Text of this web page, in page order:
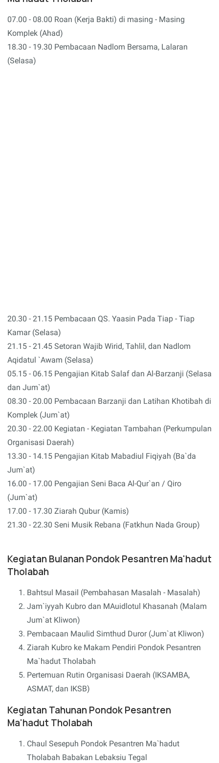
07.00 - 08.00 Roan (Kerja Bakti) di masing - Masing
Komplek (Ahad)
18.30 - 19.30 Pembacaan Nadlom Bersama, Lalaran
(Selasa)
20.30 - 21.15 Pembacaan QS. Yaasin Pada Tiap - Tiap
Kamar (Selasa)
21.15 - 21.45 Setoran Wajib Wirid, Tahlil, dan Nadlom
Aqidatul `Awam (Selasa)
05.15 - 06.15 Pengajian Kitab Salaf dan Al-Barzanji (Selasa
dan Jum`at)
08.30 - 20.00 Pembacaan Barzanji dan Latihan Khotibah di
Komplek (Jum`at)
20.30 - 22.00 Kegiatan - Kegiatan Tambahan (Perkumpulan
Organisasi Daerah)
13.30 - 14.15 Pengajian Kitab Mabadiul Fiqiyah (Ba`da
Jum`at)
16.00 - 17.00 Pengajian Seni Baca Al-Qur`an / Qiro
(Jum`at)
17.00 - 17.30 Ziarah Qubur (Kamis)
21.30 - 22.30 Seni Musik Rebana (Fatkhun Nada Group)
Kegiatan Bulanan Pondok Pesantren Ma'hadut
Tholabah
Bahtsul Masail (Pembahasan Masalah - Masalah)
Jam`iyyah Kubro dan MAuidlotul Khasanah (Malam
Jum`at Kliwon)
Pembacaan Maulid Simthud Duror (Jum`at Kliwon)
Ziarah Kubro ke Makam Pendiri Pondok Pesantren
Ma`hadut Tholabah
Pertemuan Rutin Organisasi Daerah (IKSAMBA,
ASMAT, dan IKSB)
Kegiatan Tahunan Pondok Pesantren
Ma'hadut Tholabah
Chaul Sesepuh Pondok Pesantren Ma`hadut
Tholabah Babakan Lebaksiu Tegal